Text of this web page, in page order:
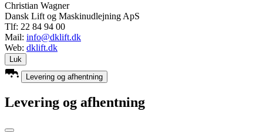
Christian Wagner
Dansk Lift og Maskinudlejning ApS
Tlf: 22 84 94 00
Mail: info@dklift.dk
Web: dklift.dk
Luk
Levering og afhentning
Levering og afhentning